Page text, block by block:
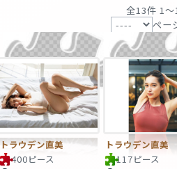
全13件 1〜
ペー
トラウデン直美
400ピース
トラウデン直美
117ピース